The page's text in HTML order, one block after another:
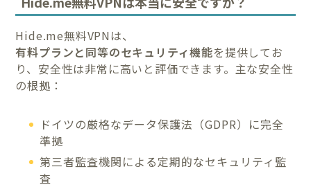
Hide.me無料VPNは、
有料プランと同等のセキュリティ機能を提供してお
り、安全性は非常に高いと評価できます。主な安全性
の根拠：
ドイツの厳格なデータ保護法（GDPR）に完全
準拠
第三者監査機関による定期的なセキュリティ監
査